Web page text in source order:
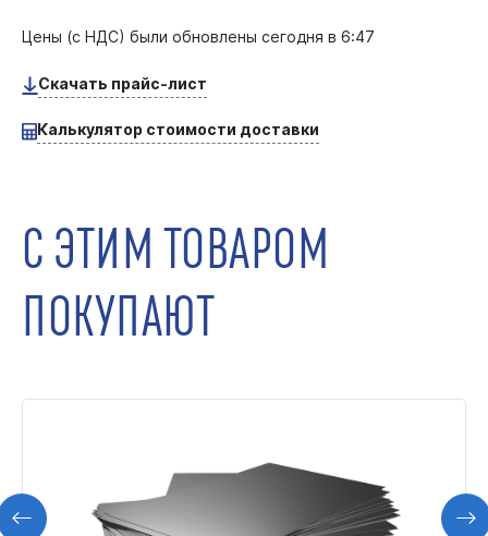
Цены (с НДС) были обновлены сегодня в 6:47
Скачать прайс-лист
Калькулятор стоимости доставки
С ЭТИМ ТОВАРОМ
ПОКУПАЮТ